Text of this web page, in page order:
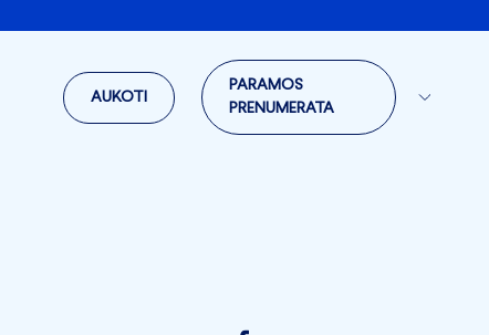
AUKOTI
PARAMOS
PRENUMERATA